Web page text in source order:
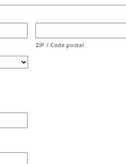
ZIP / Code postal